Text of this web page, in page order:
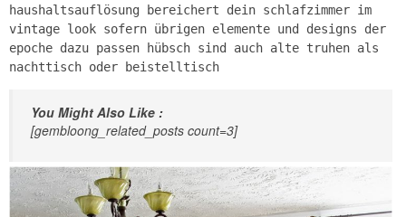
haushaltsauflösung bereichert dein schlafzimmer im
vintage look sofern übrigen elemente und designs der
epoche dazu passen hübsch sind auch alte truhen als
nachttisch oder beistelltisch
You Might Also Like :
[gembloong_related_posts count=3]